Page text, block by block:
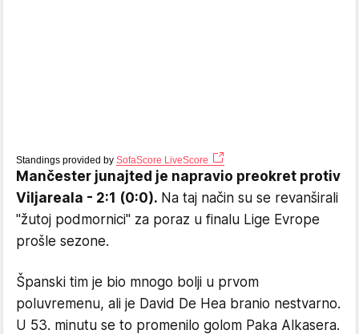
Standings provided by SofaScore LiveScore
Mančester junajted je napravio preokret protiv
Viljareala - 2:1 (0:0). Na taj način su se revanširali
"žutoj podmornici" za poraz u finalu Lige Evrope
prošle sezone.
Španski tim je bio mnogo bolji u prvom
poluvremenu, ali je David De Hea branio nestvarno.
U 53. minutu se to promenilo golom Paka Alkasera.